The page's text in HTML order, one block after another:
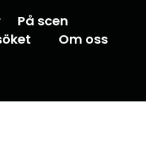
På scen
Om oss